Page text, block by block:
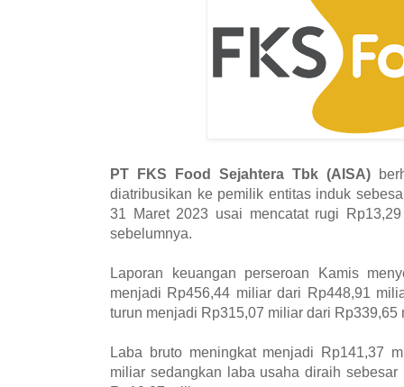
PT FKS Food Sejahtera Tbk (AISA)
diatribusikan ke pemilik entitas induk
31 Maret 2023 usai mencatat rugi
sebelumnya.
Laporan keuangan perseroan Kamis
menjadi Rp456,44 miliar dari Rp448,91
turun menjadi Rp315,07 miliar dari Rp339,65
Laba bruto meningkat menjadi Rp141,37
miliar sedangkan laba usaha diraih